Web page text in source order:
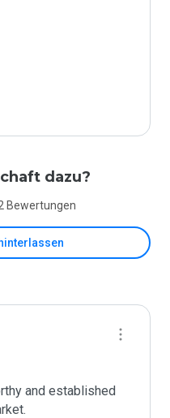
dazu?
Bewertungen
and established